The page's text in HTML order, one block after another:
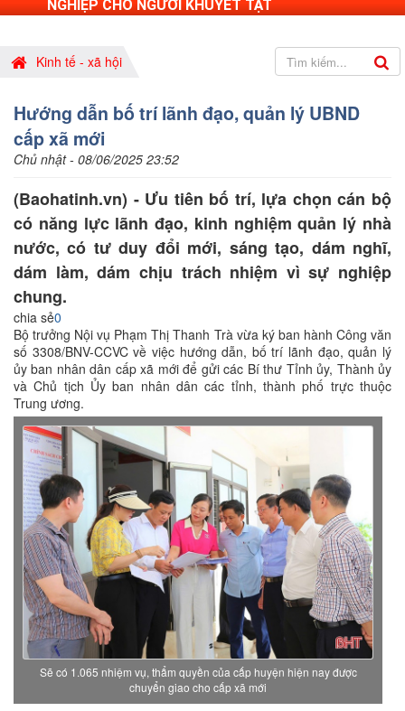
NGHIỆP CHO NGƯỜI KHUYẾT TẬT
Kinh tế - xã hội
Hướng dẫn bố trí lãnh đạo, quản lý UBND
cấp xã mới
Chủ nhật - 08/06/2025 23:52
(Baohatinh.vn) - Ưu tiên bố trí, lựa chọn cán bộ
có năng lực lãnh đạo, kinh nghiệm quản lý nhà
nước, có tư duy đổi mới, sáng tạo, dám nghĩ,
dám làm, dám chịu trách nhiệm vì sự nghiệp
chung.
chia sẻ0
Bộ trưởng Nội vụ Phạm Thị Thanh Trà vừa ký ban hành Công văn
số 3308/BNV-CCVC về việc hướng dẫn, bố trí lãnh đạo, quản lý
ủy ban nhân dân cấp xã mới để gửi các Bí thư Tỉnh ủy, Thành ủy
và Chủ tịch Ủy ban nhân dân các tỉnh, thành phố trực thuộc
Trung ương.
Sẽ có 1.065 nhiệm vụ, thẩm quyền của cấp huyện hiện nay được
chuyển giao cho cấp xã mới